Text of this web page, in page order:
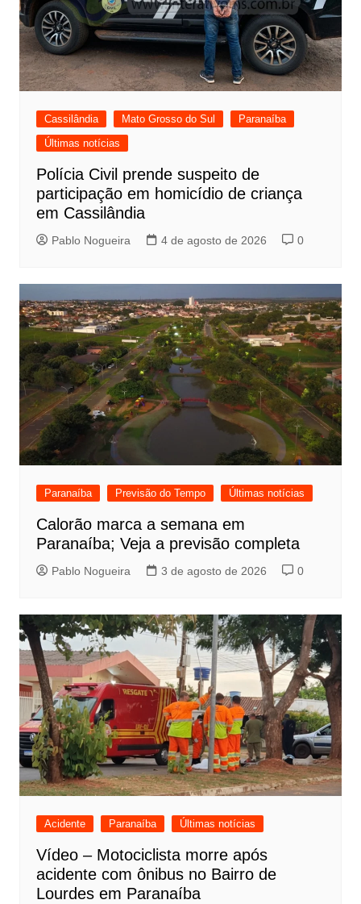
Cassilândia Mato Grosso do Sul
Paranaíba
Últimas notícias
Polícia Civil prende suspeito de
participação em homicídio de criança
em Cassilândia
Pablo Nogueira 4 de agosto de 2026 0
Paranaíba Previsão do Tempo Últimas notícias
Calorão marca a semana em
Paranaíba; Veja a previsão completa
Pablo Nogueira 3 de agosto de 2026 0
Acidente Paranaíba Últimas notícias
Vídeo – Motociclista morre após
acidente com ônibus no Bairro de
Lourdes em Paranaíba